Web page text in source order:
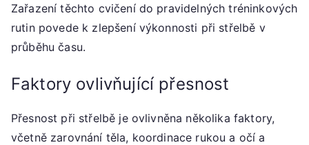
Zařazení těchto cvičení do pravidelných tréninkových
rutin povede k zlepšení výkonnosti při střelbě v
průběhu času.
Faktory ovlivňující přesnost
Přesnost při střelbě je ovlivněna několika faktory,
včetně zarovnání těla, koordinace rukou a očí a